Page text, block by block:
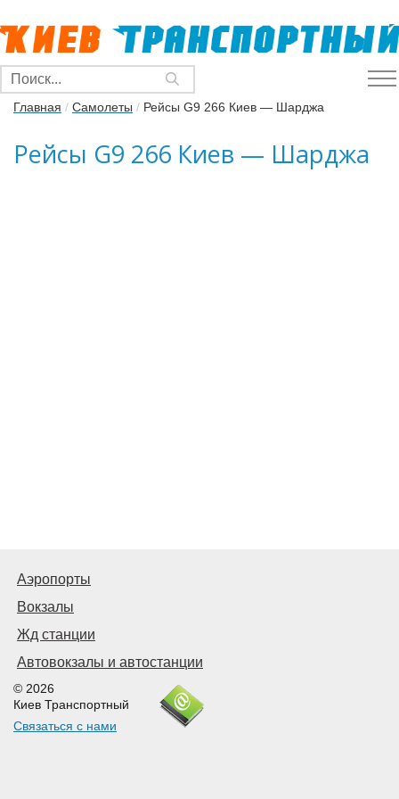
Главная / Самолеты / Рейсы G9 266 Киев — Шарджа
Рейсы G9 266 Киев — Шарджа
Аэропорты
Вокзалы
Жд станции
Автовокзалы и автостанции
© 2026
Киев Транспортный
Связаться с нами